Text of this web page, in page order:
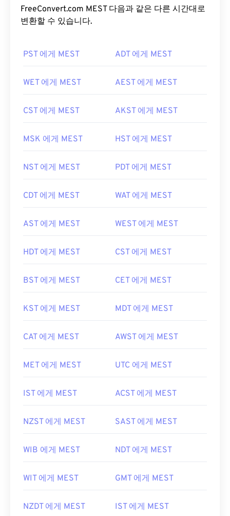
FreeConvert.com MEST 다음과 같은 다른 시간대로
변환할 수 있습니다.
PST 에게 MEST ADT 에게 MEST
WET 에게 MEST AEST 에게 MEST
CST 에게 MEST AKST 에게 MEST
MSK 에게 MEST HST 에게 MEST
NST 에게 MEST PDT 에게 MEST
CDT 에게 MEST WAT 에게 MEST
AST 에게 MEST WEST 에게 MEST
HDT 에게 MEST CST 에게 MEST
BST 에게 MEST CET 에게 MEST
KST 에게 MEST MDT 에게 MEST
CAT 에게 MEST AWST 에게 MEST
MET 에게 MEST UTC 에게 MEST
IST 에게 MEST ACST 에게 MEST
NZST 에게 MEST SAST 에게 MEST
WIB 에게 MEST NDT 에게 MEST
WIT 에게 MEST GMT 에게 MEST
NZDT 에게 MEST IST 에게 MEST